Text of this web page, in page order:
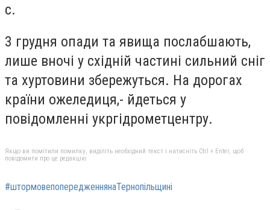
с.
3 грудня опади та явища послабшають,
лише вночі у східній частині сильний сніг
та хуртовини збережуться. На дорогах
країни ожеледиця,- йдеться у
повідомленні укргідрометцентру.
Якщо ви помітили помилку, виділіть необхідний текст і натисніть Ctrl + Enter, щоб
повідомити про це редакцію
#штормовепопередженнянаТернопільщині